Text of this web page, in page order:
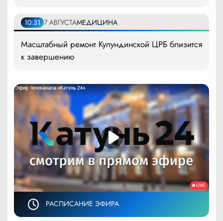
10:31 7 АВГУСТАМЕДИЦИНА
Масштабный ремонт Кулундинской ЦРБ близится
к завершению
РАСПИСАНИЕ ЭФИРА